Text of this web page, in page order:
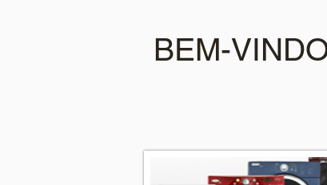
BEM-